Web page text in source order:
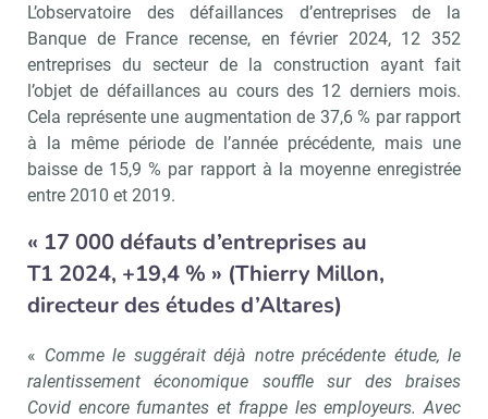
L’observatoire des défaillances d’entreprises de la
Banque de France recense, en février 2024, 12 352
entreprises du secteur de la construction ayant fait
l’objet de défaillances au cours des 12 derniers mois.
Cela représente une augmentation de 37,6 % par rapport
à la même période de l’année précédente, mais une
baisse de 15,9 % par rapport à la moyenne enregistrée
entre 2010 et 2019.
« 17 000 défauts d’entreprises au
T1 2024, +19,4 % » (Thierry Millon,
directeur des études d’Altares)
« Comme le suggérait déjà notre précédente étude, le
ralentissement économique souffle sur des braises
Covid encore fumantes et frappe les employeurs. Avec